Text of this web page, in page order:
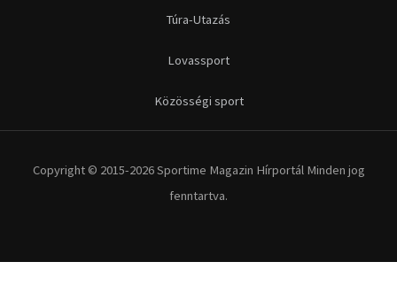
Túra-Utazás
Lovassport
Közösségi sport
Copyright © 2015-2026 Sportime Magazin Hírportál Minden jog
fenntartva.